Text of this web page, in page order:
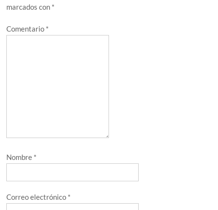
marcados con *
Comentario *
Nombre *
Correo electrónico *